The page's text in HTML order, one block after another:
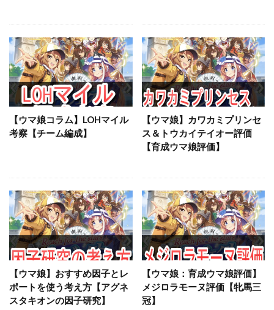
【ウマ娘コラム】LOHマイル
考察【チーム編成】
【ウマ娘】カワカミプリンセ
ス＆トウカイテイオー評価
【育成ウマ娘評価】
【ウマ娘】おすすめ因子とレ
ポートを使う考え方【アグネ
スタキオンの因子研究】
【ウマ娘：育成ウマ娘評価】
メジロラモーヌ評価【牝馬三
冠】